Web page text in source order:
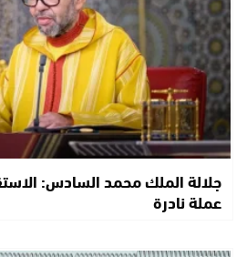
جلالة الملك محمد السادس:
عملة نادرة